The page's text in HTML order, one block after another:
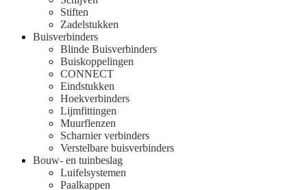
Stiften
Zadelstukken
Buisverbinders
Blinde Buisverbinders
Buiskoppelingen
CONNECT
Eindstukken
Hoekverbinders
Lijmfittingen
Muurflenzen
Scharnier verbinders
Verstelbare buisverbinders
Bouw- en tuinbeslag
Luifelsystemen
Paalkappen